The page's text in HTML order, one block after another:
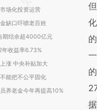
场化投资运营
缺口吓唬老百姓
期结余超4000亿元
收益率6.73%
涨 中央补贴加大
能把不公平固化
养老金今年再提高10%